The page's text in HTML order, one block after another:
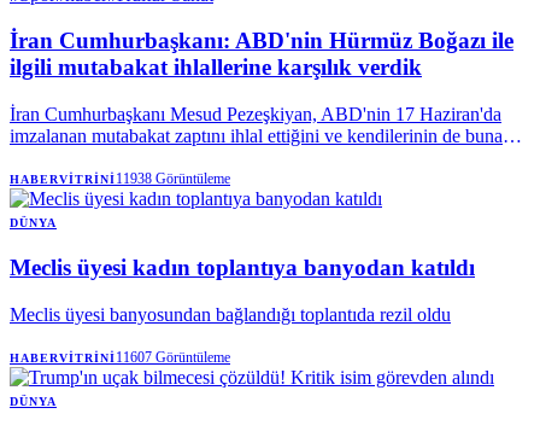
İran Cumhurbaşkanı: ABD'nin Hürmüz Boğazı ile
ilgili mutabakat ihlallerine karşılık verdik
İran Cumhurbaşkanı Mesud Pezeşkiyan, ABD'nin 17 Haziran'da
imzalanan mutabakat zaptını ihlal ettiğini ve kendilerinin de buna
HABERVITRINI11938 Görüntüleme
DÜNYA
Meclis üyesi kadın toplantıya banyodan katıldı
Meclis üyesi banyosundan bağlandığı toplantıda rezil oldu
HABERVITRINI11607 Görüntüleme
DÜNYA